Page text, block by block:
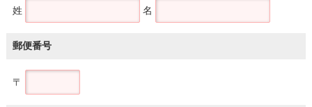
姓 名
郵便番号
〒